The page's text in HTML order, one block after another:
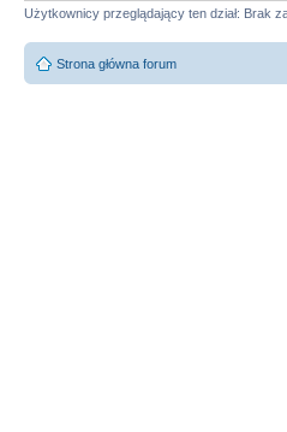
Użytkownicy przeglądający ten dział: Brak
Strona główna forum